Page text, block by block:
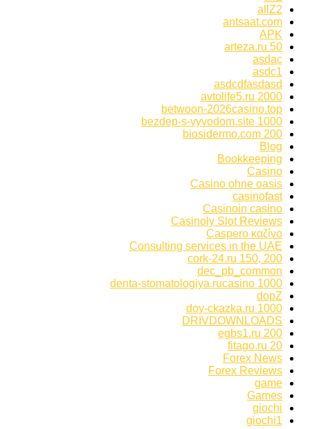
allZ2
antsaat.com
APK
arteza.ru 50
asdac
asdc1
asdcdfasdasd
avtolife5.ru 2000
betwoon-2026casino.top
bezdep-s-vyvodom.site 1000
biosidermo.com 200
Blog
Bookkeeping
Casino
Casino ohne oasis
casinofast
Casinoin casino
Casinoly Slot Reviews
Caspero καζίνο
Consulting services in the UAE
cork-24.ru 150, 200
dec_pb_common
denta-stomatologiya.rucasino 1000
dopZ
doy-ckazka.ru 1000
DRIVDOWNLOADS
egbs1.ru 200
fitago.ru 20
Forex News
Forex Reviews
game
Games
giochi
giochi1